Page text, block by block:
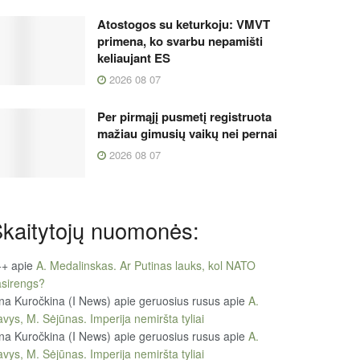
Atostogos su keturkoju: VMVT
primena, ko svarbu nepamišti
keliaujant ES
2026 08 07
Per pirmąjį pusmetį registruota
mažiau gimusių vaikų nei pernai
2026 08 07
nuomonės:
apie A. Medalinskas. Ar Putinas lauks, kol NATO
Kuročkina (I News) apie geruosius rusus apie A.
M. Sėjūnas. Imperija nemiršta tyliai
Kuročkina (I News) apie geruosius rusus apie A.
M. Sėjūnas. Imperija nemiršta tyliai